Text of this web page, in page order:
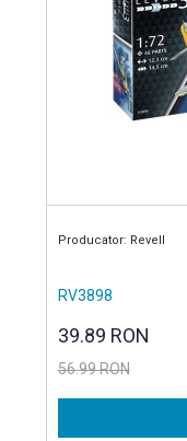
Producator: Revell
RV3898
39.89 RON
56.99 RON